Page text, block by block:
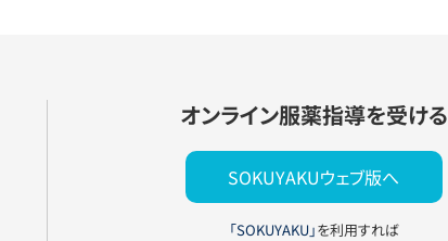
オンライン服薬指導を受ける
SOKUYAKUウェブ版へ
「SOKUYAKU」を利用すれば